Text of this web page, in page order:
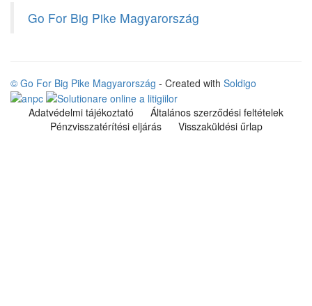
Go For Big Pike Magyarország
© Go For Big Pike Magyarország - Created with Soldigo
Adatvédelmi tájékoztató
Általános szerződési feltételek
Pénzvisszatérítési eljárás
Visszaküldési űrlap